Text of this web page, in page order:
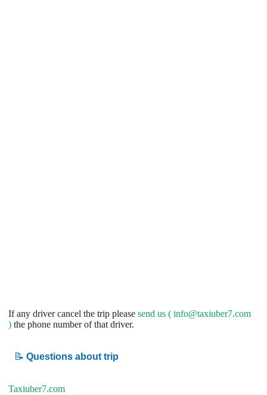
If any driver cancel the trip please send us ( info@taxiuber7.com
) the phone number of that driver.
📝 Questions about trip
Taxiuber7.com